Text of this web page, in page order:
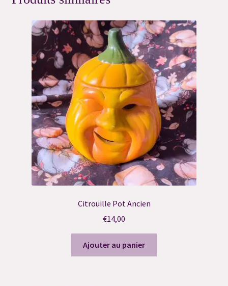
Citrouille Pot Ancien
€14,00
Ajouter au panier